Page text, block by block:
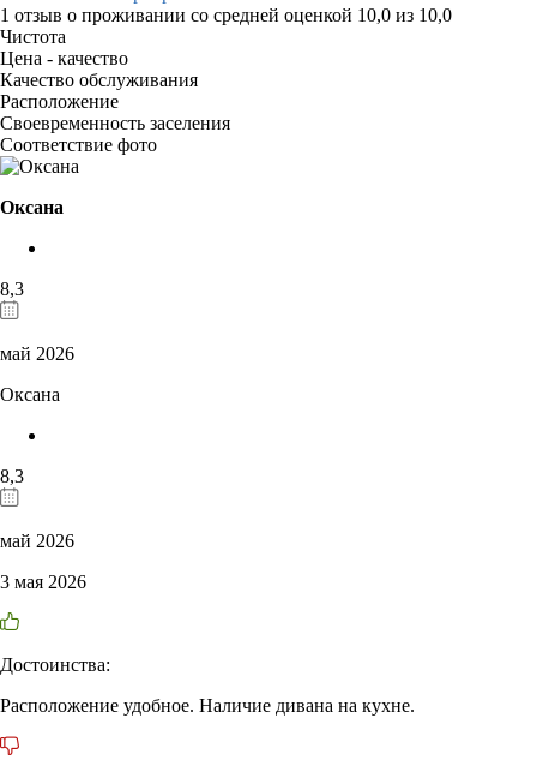
1 отзыв о проживании со средней оценкой 10,0 из 10,0
Чистота
Цена - качество
Качество обслуживания
Расположение
Своевременность заселения
Соответствие фото
Оксана
8,3
май 2026
Оксана
8,3
май 2026
3 мая 2026
Достоинства:
Расположение удобное. Наличие дивана на кухне.